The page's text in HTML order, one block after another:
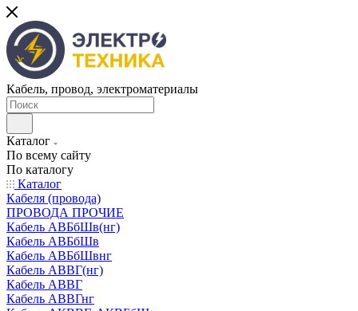
Кабель, провод, электроматериалы
Каталог
По всему сайту
По каталогу
Каталог
Кабеля (провода)
ПРОВОДА ПРОЧИЕ
Кабель АВБбШв(нг)
Кабель АВБбШв
Кабель АВБбШвнг
Кабель АВВГ(нг)
Кабель АВВГ
Кабель АВВГнг